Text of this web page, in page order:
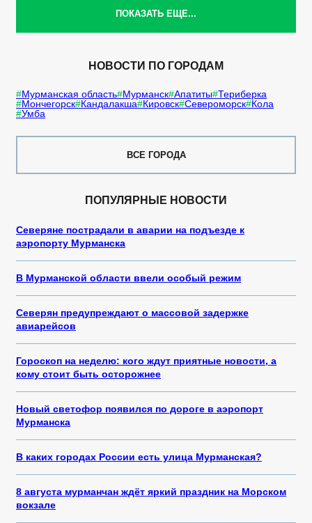
ПОКАЗАТЬ ЕЩЕ...
НОВОСТИ ПО ГОРОДАМ
Мурманская область Мурманск Апатиты Териберка
Мончегорск Кандалакша Кировск Североморск Кола
Умба
ВСЕ ГОРОДА
ПОПУЛЯРНЫЕ НОВОСТИ
Северяне пострадали в аварии на подъезде к
аэропорту Мурманска
В Мурманской области ввели особый режим
Северян предупреждают о массовой задержке
авиарейсов
Гороскоп на неделю: кого ждут приятные новости, а
кому стоит быть осторожнее
Новый светофор появился по дороге в аэропорт
Мурманска
В каких городах России есть улица Мурманская?
8 августа мурманчан ждёт яркий праздник на Морском
вокзале